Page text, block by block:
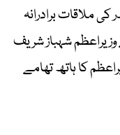
کی ملاقات برادرانہ
شہباز شریف
کا ہاتھ تھامے